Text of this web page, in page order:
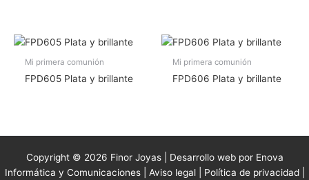
Mi primera comunión
FPD605 Plata y brillante
Mi primera comunión
FPD606 Plata y brillante
Copyright © 2026 Finor Joyas | Desarrollo web por Enova
Informática y Comunicaciones | Aviso legal| Política de privacidad|